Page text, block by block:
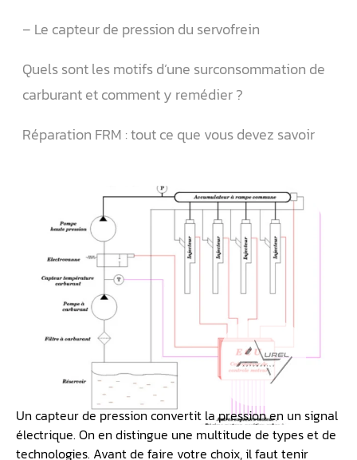
– Le capteur de pression du servofrein
Quels sont les motifs d’une surconsommation de
carburant et comment y remédier ?
Réparation FRM : tout ce que vous devez savoir
Un capteur de pression convertit la pression en un signal
électrique. On en distingue une multitude de types et de
technologies. Avant de faire votre choix, il faut tenir